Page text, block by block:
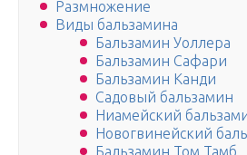
Размножение
Виды бальзамина
Бальзамин Уоллера
Бальзамин Сафари
Бальзамин Канди
Садовый бальзамин
Ниамейский
Новогвинейский
Бальзамин Том Тамб